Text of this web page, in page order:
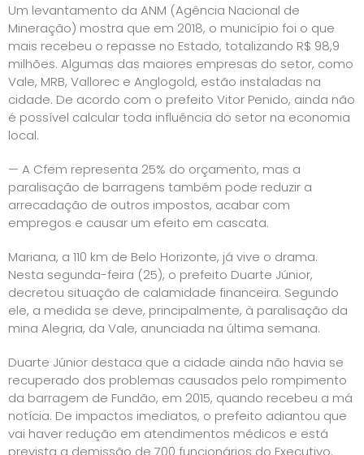
Um levantamento da ANM (Agência Nacional de
Mineração) mostra que em 2018, o município foi o que
mais recebeu o repasse no Estado, totalizando R$ 98,9
milhões. Algumas das maiores empresas do setor, como
Vale, MRB, Vallorec e Anglogold, estão instaladas na
cidade. De acordo com o prefeito Vitor Penido, ainda não
é possível calcular toda influência do setor na economia
local.
— A Cfem representa 25% do orçamento, mas a
paralisação de barragens também pode reduzir a
arrecadação de outros impostos, acabar com
empregos e causar um efeito em cascata.
Mariana, a 110 km de Belo Horizonte, já vive o drama.
Nesta segunda-feira (25), o prefeito Duarte Júnior,
decretou situação de calamidade financeira. Segundo
ele, a medida se deve, principalmente, à paralisação da
mina Alegria, da Vale, anunciada na última semana.
Duarte Júnior destaca que a cidade ainda não havia se
recuperado dos problemas causados pelo rompimento
da barragem de Fundão, em 2015, quando recebeu a má
notícia. De impactos imediatos, o prefeito adiantou que
vai haver redução em atendimentos médicos e está
prevista a demissão de 700 funcionários do Executivo.